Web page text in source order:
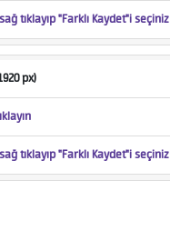
tıklayıp "Farklı Kaydet"i seçiniz
px)
tıklayıp "Farklı Kaydet"i seçiniz